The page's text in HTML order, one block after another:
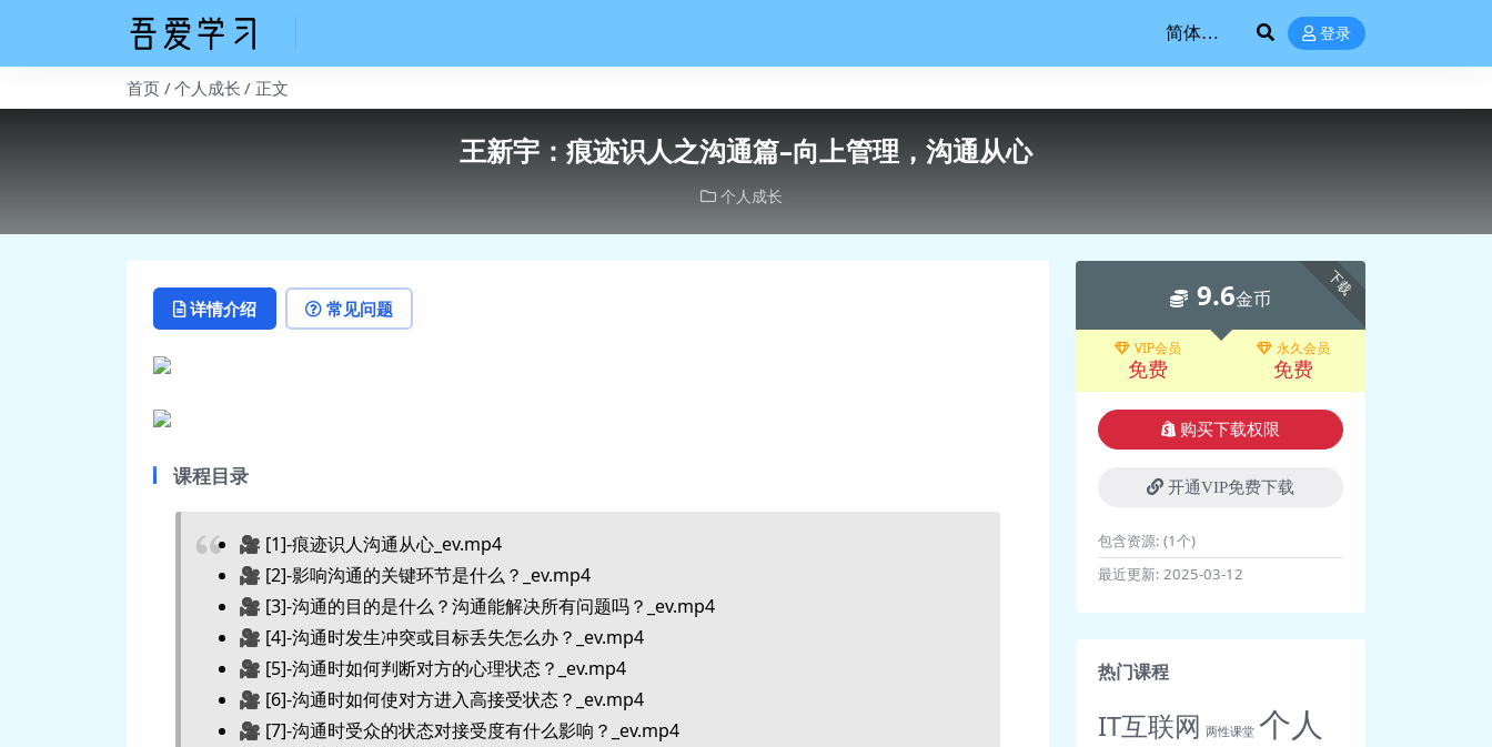
登录
首页 个人成长 正文
王新宇：痕迹识人之沟通篇–向上管理，沟通从心
个人成长
详情介绍 常见问题
课程目录
🎥 [1]-痕迹识人沟通从心_ev.mp4
🎥 [2]-影响沟通的关键环节是什么？_ev.mp4
🎥 [3]-沟通的目的是什么？沟通能解决所有问题吗？_ev.mp4
🎥 [4]-沟通时发生冲突或目标丢失怎么办？_ev.mp4
🎥 [5]-沟通时如何判断对方的心理状态？_ev.mp4
🎥 [6]-沟通时如何使对方进入高接受状态？_ev.mp4
🎥 [7]-沟通时受众的状态对接受度有什么影响？_ev.mp4
下载
9.6金币
VIP会员
免费
永久会员
免费
购买下载权限
开通VIP免费下载
包含资源: (1个)
最近更新: 2025-03-12
热门课程
IT互联网 两性课堂 个人